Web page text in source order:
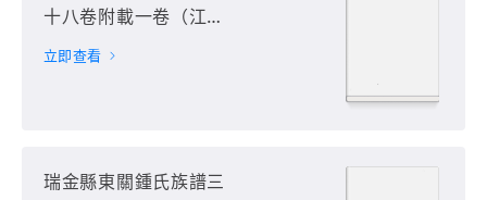
十八卷附載一卷（江西
省贛州市瑞金市）第10
立即查看
瑞金縣東關鍾氏族譜三